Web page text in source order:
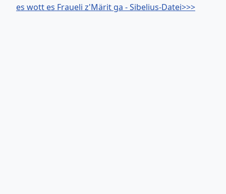
es wott es Fraueli z'Märit ga - Sibelius-Datei>>>